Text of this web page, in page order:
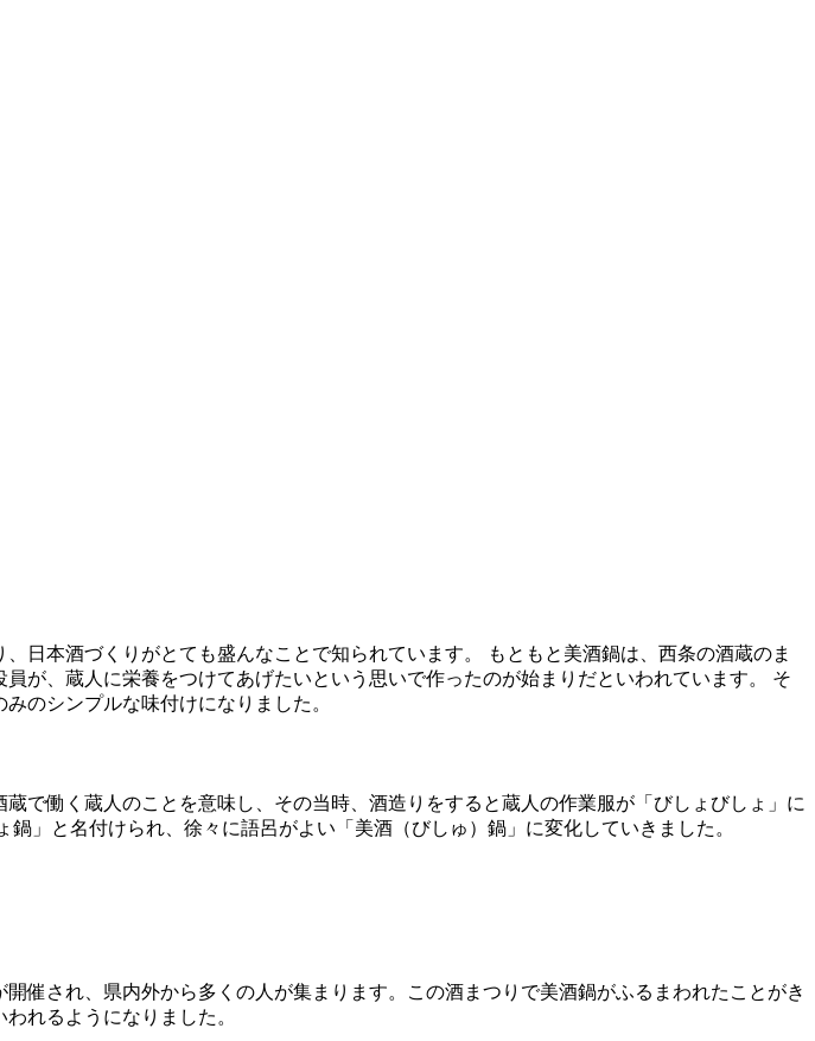
日本酒づくりがとても盛んなことで知られています。 もともと美酒鍋は、西条の酒蔵のま
が、蔵人に栄養をつけてあげたいという思いで作ったのが始まりだといわれています。 そ
のシンプルな味付けになりました。
で働く蔵人のことを意味し、その当時、酒造りをすると蔵人の作業服が「びしょびしょ」に
」と名付けられ、徐々に語呂がよい「美酒（びしゅ）鍋」に変化していきました。
催され、県内外から多くの人が集まります。この酒まつりで美酒鍋がふるまわれたことがき
れるようになりました。